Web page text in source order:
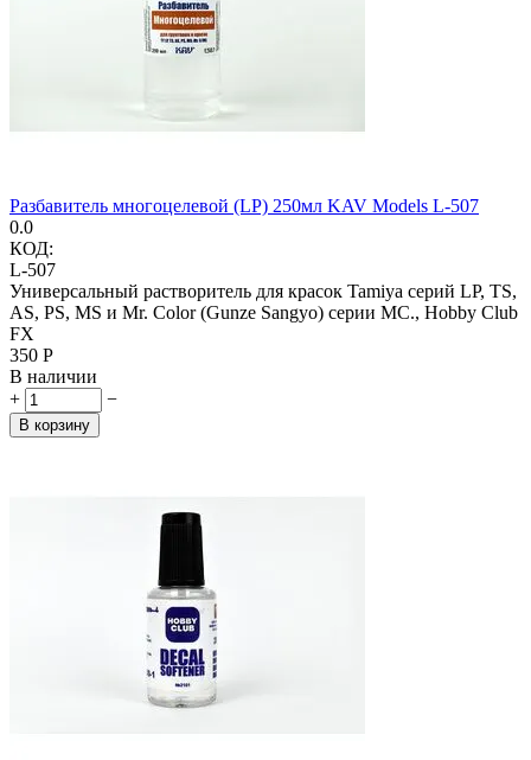
Разбавитель многоцелевой (LP) 250мл KAV Models L-507
0.0
КОД:
L-507
Универсальный растворитель для красок Tamiya серий LP, TS,
AS, PS, MS и Mr. Color (Gunze Sangyo) серии MC., Hobby Club
FX
‍350‍ Р
В наличии
+
−
В корзину